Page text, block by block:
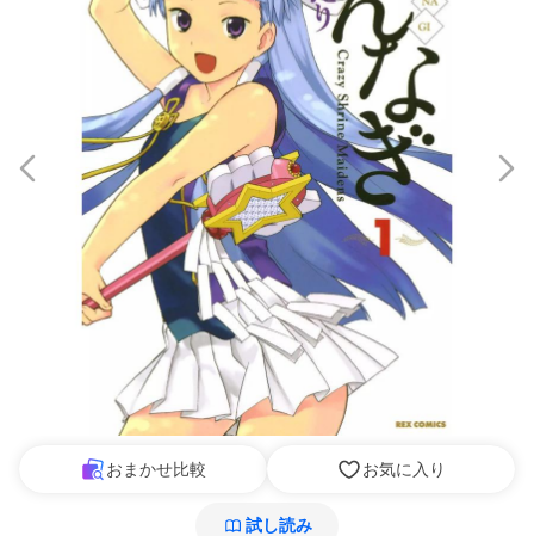
おまかせ比較 お気に入り
試し読み